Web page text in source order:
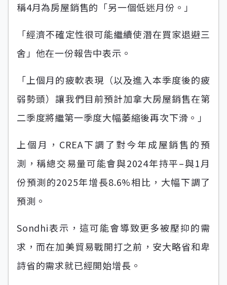
稱4月為房屋銷售的「另一個低迷月份。」
「經濟不確定性很可能繼續使潛在買家退避三
舍」他在一份報告中表示。
「上個月的疲軟表現（以及進入本季度後的疲
弱勢頭）讓我們目前預計加拿大房屋銷售在第
二季度將繼第一季度大幅萎縮後再次下滑。」
上個月，CREA下調了對今年成屋銷售的預
測，稱總交易量可能會與2024年持平–與1月
份預測的2025年增長8.6%相比，大幅下調了
預測。
Sondhi表示，這可能會導致更多被壓抑的需
求，而在加美貿易戰開打之前，安大略省和卑
詩省的需求就已經開始增長。